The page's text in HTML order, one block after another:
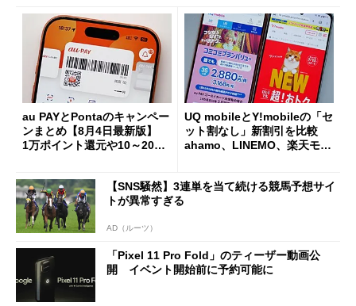
au PAYとPontaのキャンペー
ンまとめ【8月4日最新版】
1万ポイント還元や10～20％
UQ mobileとY!mobileの「セ
ット割なし」新割引を比較
ahamo、LINEMO、楽天モバ
【SNS騒然】3連単を当て続ける競馬予想サイ
トが異常すぎる
AD（ルーツ）
「Pixel 11 Pro Fold」のティーザー動画公
開 イベント開始前に予約可能に